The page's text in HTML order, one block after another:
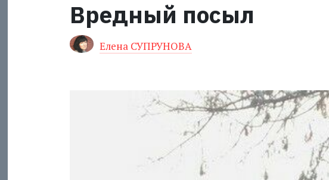
Вредный посыл
Елена СУПРУНОВА